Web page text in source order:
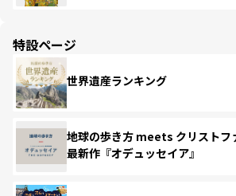
特設ページ
世界遺産ランキング
地球の歩き方 meets クリストフ
最新作『オデュッセイア』